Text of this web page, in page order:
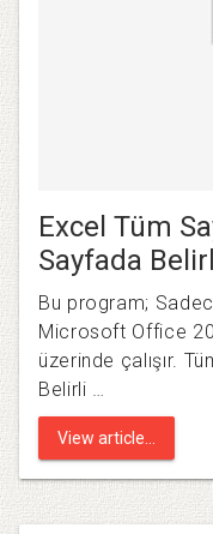
Excel Tüm
Sayfada
Bu program;
Microsoft Office
üzerinde çalışır.
Belirli …
View article...